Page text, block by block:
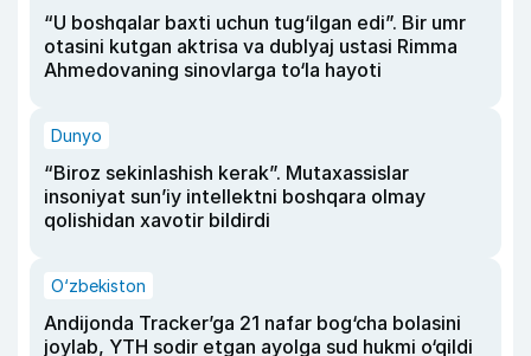
“U boshqalar baxti uchun tug‘ilgan edi”. Bir umr
otasini kutgan aktrisa va dublyaj ustasi Rimma
Ahmedovaning sinovlarga to‘la hayoti
Dunyo
“Biroz sekinlashish kerak”. Mutaxassislar
insoniyat sun’iy intellektni boshqara olmay
qolishidan xavotir bildirdi
O‘zbekiston
Andijonda Tracker’ga 21 nafar bog‘cha bolasini
joylab, YTH sodir etgan ayolga sud hukmi o‘qildi